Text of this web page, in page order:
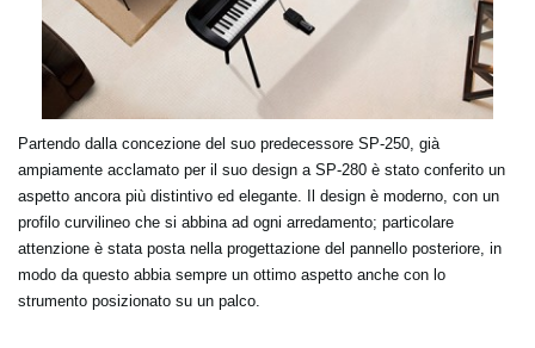
Partendo dalla concezione del suo predecessore SP-250, già
ampiamente acclamato per il suo design a SP-280 è stato conferito un
aspetto ancora più distintivo ed elegante. Il design è moderno, con un
profilo curvilineo che si abbina ad ogni arredamento; particolare
attenzione è stata posta nella progettazione del pannello posteriore, in
modo da questo abbia sempre un ottimo aspetto anche con lo
strumento posizionato su un palco.